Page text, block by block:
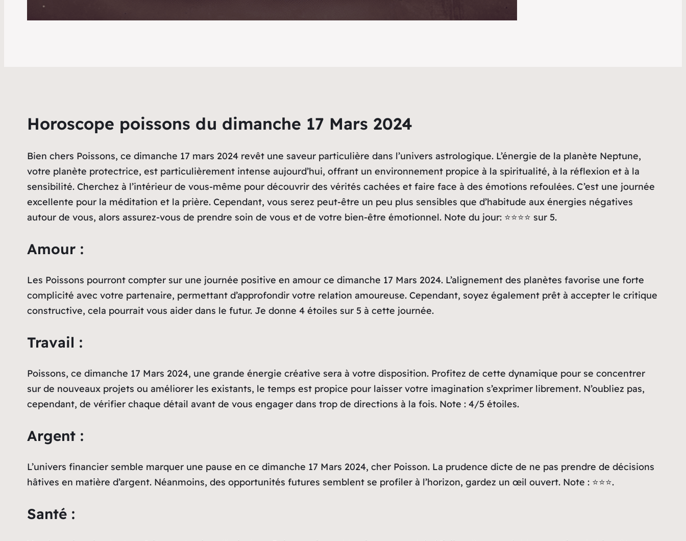
Horoscope poissons du dimanche 17 Mars 2024
Bien chers Poissons, ce dimanche 17 mars 2024 revêt une saveur particulière dans l’univers astrologique. L’énergie de la planète Neptune,
votre planète protectrice, est particulièrement intense aujourd’hui, offrant un environnement propice à la spiritualité, à la réflexion et à la
sensibilité. Cherchez à l’intérieur de vous-même pour découvrir des vérités cachées et faire face à des émotions refoulées. C’est une journée
excellente pour la méditation et la prière. Cependant, vous serez peut-être un peu plus sensibles que d’habitude aux énergies négatives
autour de vous, alors assurez-vous de prendre soin de vous et de votre bien-être émotionnel. Note du jour: ⭐️⭐️⭐️⭐️ sur 5.
Amour :
Les Poissons pourront compter sur une journée positive en amour ce dimanche 17 Mars 2024. L’alignement des planètes favorise une forte
complicité avec votre partenaire, permettant d’approfondir votre relation amoureuse. Cependant, soyez également prêt à accepter le critique
constructive, cela pourrait vous aider dans le futur. Je donne 4 étoiles sur 5 à cette journée.
Travail :
Poissons, ce dimanche 17 Mars 2024, une grande énergie créative sera à votre disposition. Profitez de cette dynamique pour se concentrer
sur de nouveaux projets ou améliorer les existants, le temps est propice pour laisser votre imagination s’exprimer librement. N’oubliez pas,
cependant, de vérifier chaque détail avant de vous engager dans trop de directions à la fois. Note : 4/5 étoiles.
Argent :
L’univers financier semble marquer une pause en ce dimanche 17 Mars 2024, cher Poisson. La prudence dicte de ne pas prendre de décisions
hâtives en matière d’argent. Néanmoins, des opportunités futures semblent se profiler à l’horizon, gardez un œil ouvert. Note : ⭐⭐⭐.
Santé :